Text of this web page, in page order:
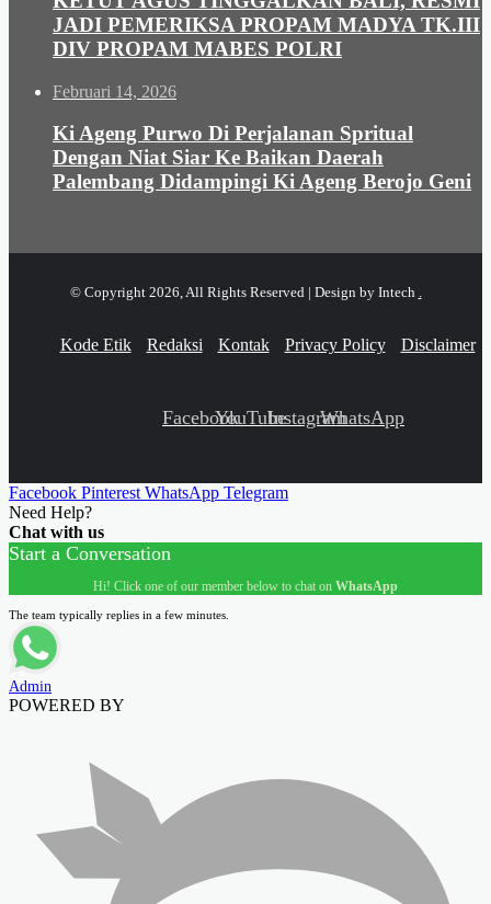
JADI PEMERIKSA PROPAM MADYA TK.III
DIV PROPAM MABES POLRI
Februari 14, 2026
Ki Ageng Purwo Di Perjalanan Spritual
Dengan Niat Siar Ke Baikan Daerah
Palembang Didampingi Ki Ageng Berojo Geni
© Copyright 2026, All Rights Reserved | Design by Intech .
Kode Etik Redaksi Kontak Privacy Policy Disclaimer
FacebookYouTubeInstagramWhatsApp
Facebook Pinterest WhatsApp Telegram
Need Help?
Chat with us
Start a Conversation
Hi! Click one of our member below to chat on WhatsApp
The team typically replies in a few minutes.
Admin
POWERED BY